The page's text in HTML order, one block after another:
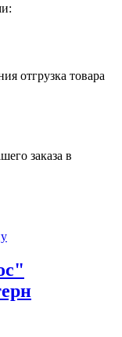
отгрузка товара
заказа в